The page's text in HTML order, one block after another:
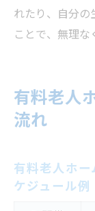
れたり、自分
ことで、無理な
有料老人
流れ
有料老人ホ
ケジュール例